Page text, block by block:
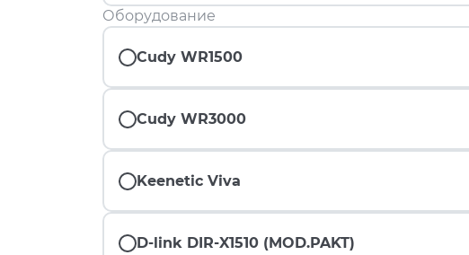
Оборудование
Cudy WR1500
Cudy WR3000
Keenetic Viva
D-link DIR-X1510 (MOD.PAKT)